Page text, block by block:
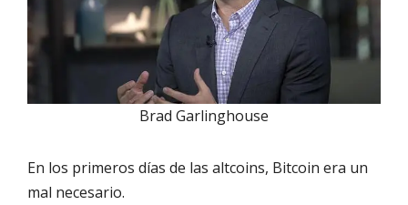
Brad Garlinghouse
En los primeros días de las altcoins, Bitcoin era un
mal necesario.